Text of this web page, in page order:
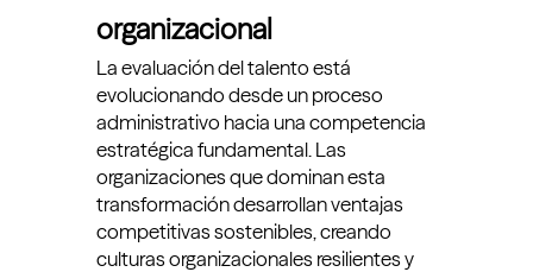
organizacional
La evaluación del talento está
evolucionando desde un proceso
administrativo hacia una competencia
estratégica fundamental. Las
organizaciones que dominan esta
transformación desarrollan ventajas
competitivas sostenibles, creando
culturas organizacionales resilientes y